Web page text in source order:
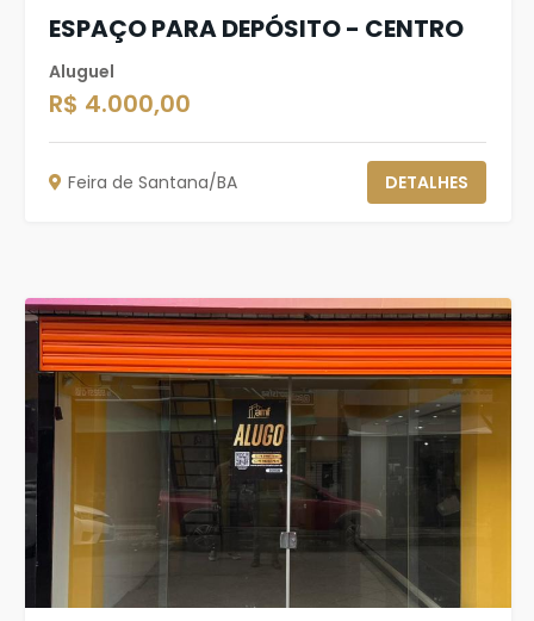
ESPAÇO PARA DEPÓSITO - CENTRO
Aluguel
R$ 4.000,00
Feira de Santana/BA DETALHES